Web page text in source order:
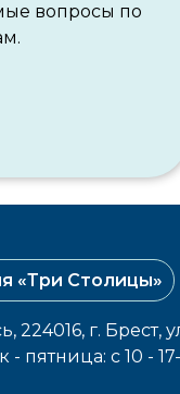
вопросы по
«Три Столицы»
224016, г. Брест,
пятница: с 10 -